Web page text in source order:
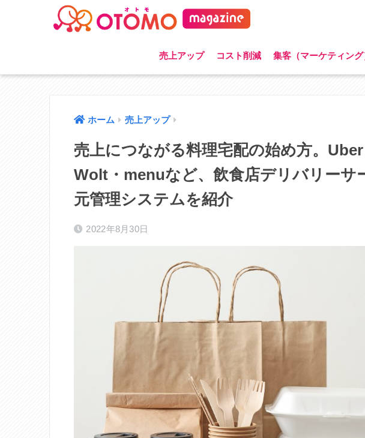
売上アップ コスト削減 集客（マーケティング
ホーム 売上アップ
売上につながる料理宅配の始め方。Uber
Wolt・menuなど、飲食店デリバリーサ
元管理システムを紹介
2022年8月30日